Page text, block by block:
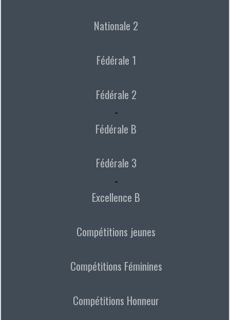
Nationale 2
Fédérale 1
Fédérale 2
-
Fédérale B
Fédérale 3
-
Excellence B
Compétitions jeunes
Compétitions Féminines
Compétitions Honneur